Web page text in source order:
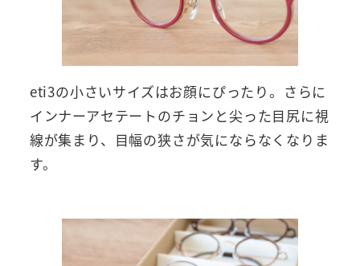
eti3の小さいサイズはお顔にぴったり。さらに
インナーアセテートのチョンと尖った目尻に視
線が集まり、目幅の狭さが気にならなくなりま
す。